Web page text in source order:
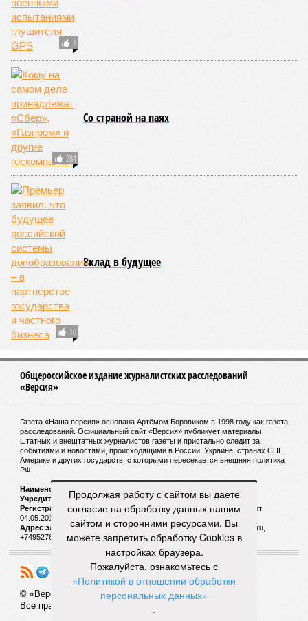
1
284
Со страной на паях
10
Вклад в будущее
Общероссийское издание журналистских расследований
«Версия»
Газета «Наша версия» основана Артёмом Боровиком в 1998 году как газета
расследований. Официальный сайт «Версия» публикует материалы
штатных и внештатных журналистов газеты и пристально следит за
событиями и новостями, происходящими в России, Украине, странах СНГ,
Америке и других государств, с которыми пересекается внешняя политика
РФ.
Наименование:
Учредитель:
ООО «Версия»,Главный редактор:Горевой Р. Г.
Регистрационный номер Роскомнадзора:ЭЛ № ФС 77 - 72681 от
04.05.2018 г.
Адрес электронной почты и телефон редакции:versia@versia.ru,
+74952760348
© «Версия»
Все права защищены
Продолжая работу с сайтом вы даете
согласие на обработку данных нашим
сайтом и сторонними ресурсами. Вы
можете запретить обработку Cookies в
настройках браузера.
Пожалуйста, ознакомьтесь с
«Политикой в отношении обработки
персональных данных»
.